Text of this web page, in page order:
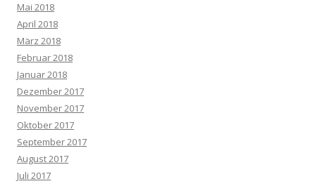
Mai 2018
April 2018
März 2018
Februar 2018
Januar 2018
Dezember 2017
November 2017
Oktober 2017
September 2017
August 2017
Juli 2017